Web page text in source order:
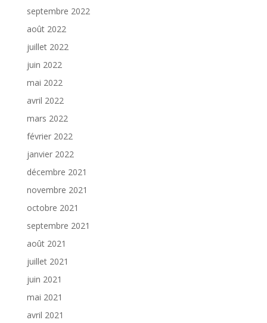
septembre 2022
août 2022
juillet 2022
juin 2022
mai 2022
avril 2022
mars 2022
février 2022
janvier 2022
décembre 2021
novembre 2021
octobre 2021
septembre 2021
août 2021
juillet 2021
juin 2021
mai 2021
avril 2021